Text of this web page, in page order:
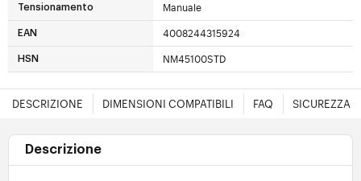
Tensionamento Manuale
EAN 4008244315924
HSN NM45100STD
DESCRIZIONE DIMENSIONI COMPATIBILI FAQ SICUREZZA
Descrizione